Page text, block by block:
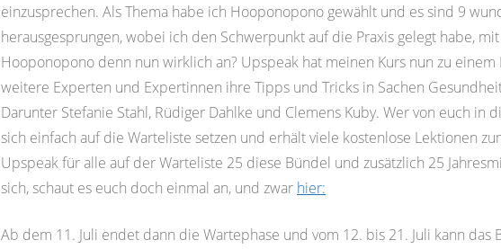
einzusprechen. Als Thema habe ich Hooponopono gewählt und es sind 9
herausgesprungen, wobei ich den Schwerpunkt auf die Praxis gelegt habe,
Hooponopono denn nun wirklich an? Upspeak hat meinen Kurs nun zu
weitere Experten und Expertinnen ihre Tipps und Tricks in Sachen
Darunter Stefanie Stahl, Rüdiger Dahlke und Clemens Kuby. Wer von euch in
sich einfach auf die Warteliste setzen und erhält viele kostenlose Lektionen
Upspeak für alle auf der Warteliste 25 diese Bündel und zusätzlich 25
sich, schaut es euch doch einmal an, und zwar hier:
Ab dem 11. Juli endet dann die Wartephase und vom 12. bis 21. Juli kann